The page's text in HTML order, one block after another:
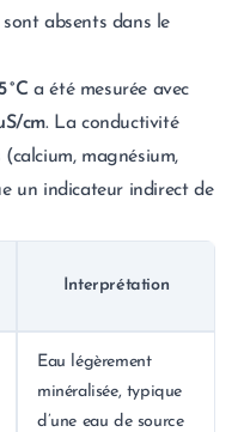
sont absents dans le
°C a été mesurée avec
cm. La conductivité
(calcium, magnésium,
un indicateur indirect de
Interprétation
Eau légèrement
minéralisée, typique
d’une eau de source